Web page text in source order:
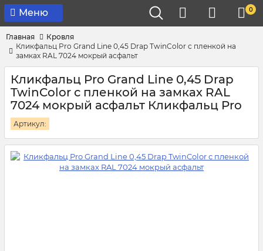
Меню 0
Главная
Кровля
Кликфальц Pro Grand Line 0,45 Drap TwinColor с пленкой на
замках RAL 7024 мокрый асфальт
Кликфальц Pro Grand Line 0,45 Drap
TwinColor с пленкой на замках RAL
7024 мокрый асфальт Кликфальц Pro
Артикул: